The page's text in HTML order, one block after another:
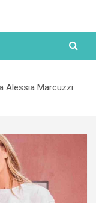
Alessia Marcuzzi